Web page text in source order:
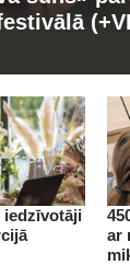
iedzīvotāji
ar